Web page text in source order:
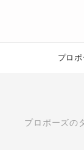
プロ
プロポーズの